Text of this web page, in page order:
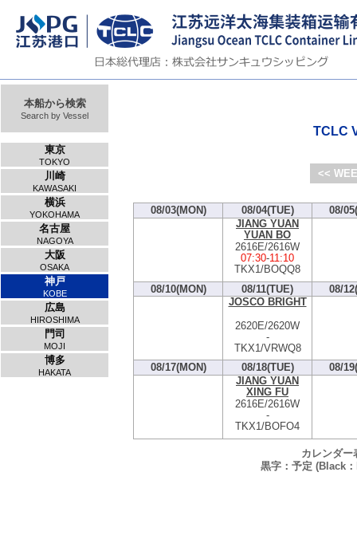
本船から検索
Search by Vessel
東京
TOKYO
川崎
KAWASAKI
横浜
YOKOHAMA
名古屋
NAGOYA
大阪
OSAKA
神戸
KOBE
広島
HIROSHIMA
門司
MOJI
博多
HAKATA
TCLC
<<
08/03(MON) 08/04(TUE)
08/
JIANG YUAN
YUAN BO
2616E/2616W
07:30-11:10
TKX1/BOQQ8
08/10(MON)
08/11(TUE)
08/
JOSCO BRIGHT
2620E/2620W
-
TKX1/VRWQ8
08/17(MON)
08/18(TUE)
08/
JIANG YUAN
XING FU
2616E/2616W
-
TKX1/BOFO4
カレンダー
黒字：予定 (Black